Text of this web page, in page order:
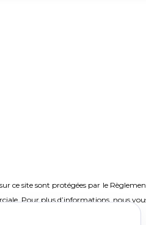
ce site sont protégées par le
Pour plus d’informations, nous